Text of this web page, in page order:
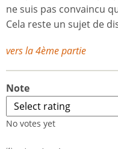
ne suis pas convaincu
Cela reste un sujet de
vers la 4ème partie
Note
No votes yet